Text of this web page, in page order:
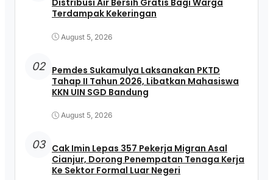
Distribusi Air Bersih Gratis Bagi Warga
Terdampak Kekeringan
August 5, 2026
02 Pemdes Sukamulya Laksanakan PKTD
Tahap II Tahun 2026, Libatkan Mahasiswa
KKN UIN SGD Bandung
August 5, 2026
03 Cak Imin Lepas 357 Pekerja Migran Asal
Cianjur, Dorong Penempatan Tenaga Kerja
Ke Sektor Formal Luar Negeri